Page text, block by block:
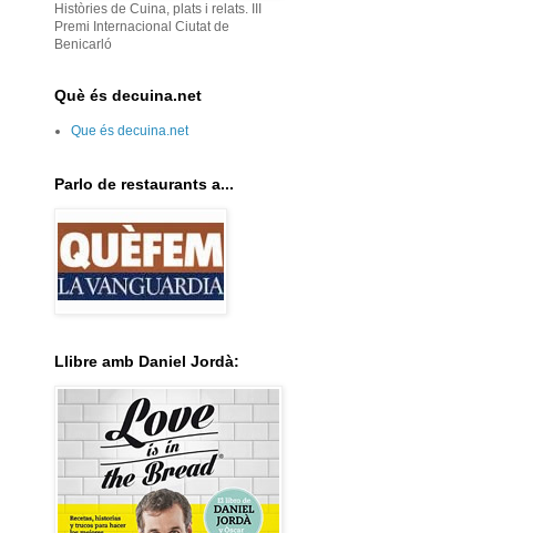
Històries de Cuina, plats i relats. III
Premi Internacional Ciutat de
Benicarló
Què és decuina.net
Que és decuina.net
Parlo de restaurants a...
Llibre amb Daniel Jordà: